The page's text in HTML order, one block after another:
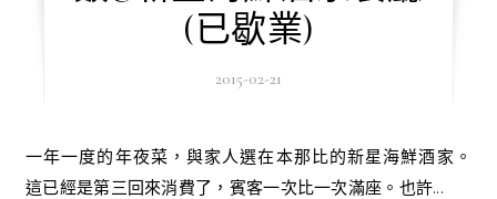
(已歇業)
2015-02-21
一年一度的年夜菜，與家人選在本那比的新星海鮮酒家。
這已經是第三回來消費了，賓客一次比一次滿座。也許...